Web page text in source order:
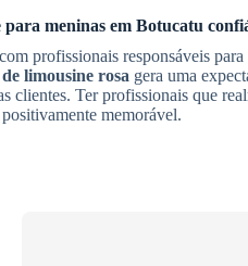
meninas em Botucatu
profissionais responsáveis
limousine rosa gera uma
clientes. Ter profissionais que
memorável.